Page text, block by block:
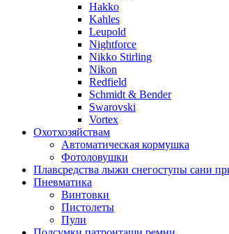
Hakko
Kahles
Leupold
Nightforce
Nikko Stirling
Nikon
Redfield
Schmidt & Bender
Swarovski
Vortex
Охотхозяйствам
Автоматическая кормушка
Фотоловушки
Плавсредства лыжи снегоступы сани
Пневматика
Винтовки
Пистолеты
Пули